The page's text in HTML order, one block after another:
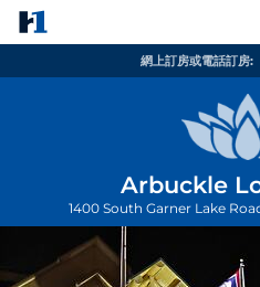
網上訂房或電話訂房:
Arbuckle
1400 South Garner Lake